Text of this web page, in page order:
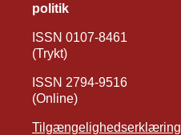
politik
ISSN 0107-8461
(Trykt)
ISSN 2794-9516
(Online)
Tilgængelighedserklæring